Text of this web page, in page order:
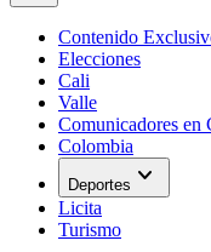
Contenido
Elecciones
Cali
Valle
Comunicadores en
Colombia
Deportes expand_more
Licita
Turismo